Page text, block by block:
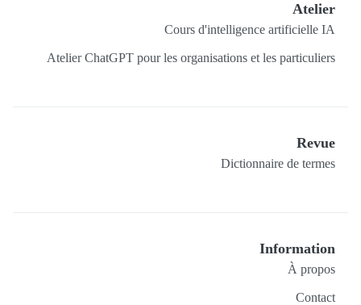
Atelier
Cours d'intelligence artificielle IA
Atelier ChatGPT pour les organisations et les particuliers
Revue
Dictionnaire de termes
Information
À propos
Contact